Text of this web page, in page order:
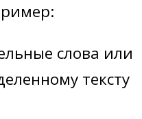
слова или
тексту